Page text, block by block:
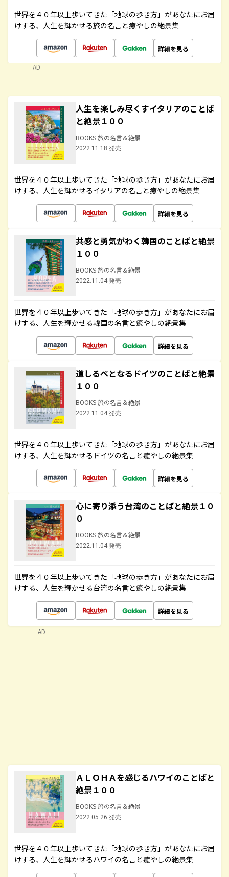
世界を４０年以上歩いてきた「地球の歩き方」があなたにお届
けする、人生を輝かせる旅の名言と癒やしの絶景集
詳細を見る
AD
人生を楽しみ尽くすイタリアのことば
と絶景１００
BOOKS 旅の名言＆絶景
2022.11.18 発売
世界を４０年以上歩いてきた「地球の歩き方」があなたにお届
けする、人生を輝かせるイタリアの名言と癒やしの絶景集
詳細を見る
共感と勇気がわく韓国のことばと絶景
１００
BOOKS 旅の名言＆絶景
2022.11.04 発売
世界を４０年以上歩いてきた「地球の歩き方」があなたにお届
けする、人生を輝かせる韓国の名言と癒やしの絶景集
詳細を見る
道しるべとなるドイツのことばと絶景
１００
BOOKS 旅の名言＆絶景
2022.11.04 発売
世界を４０年以上歩いてきた「地球の歩き方」があなたにお届
けする、人生を輝かせるドイツの名言と癒やしの絶景集
詳細を見る
心に寄り添う台湾のことばと絶景１０
０
BOOKS 旅の名言＆絶景
2022.11.04 発売
世界を４０年以上歩いてきた「地球の歩き方」があなたにお届
けする、人生を輝かせる台湾の名言と癒やしの絶景集
詳細を見る
ＡＬＯＨＡを感じるハワイのことばと
絶景１００
BOOKS 旅の名言＆絶景
2022.05.26 発売
世界を４０年以上歩いてきた「地球の歩き方」があなたにお届
けする、人生を輝かせるハワイの名言と癒やしの絶景集
AD